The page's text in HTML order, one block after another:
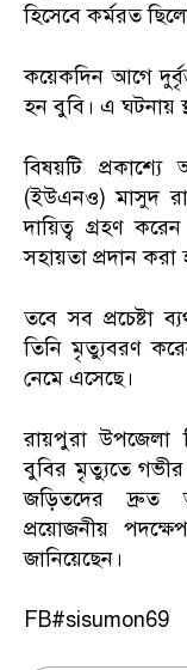
হিসেবে কর্মরত
কয়েকদিন আগে
হন বুবি। এ ঘটনায়
বিষয়টি
(ইউএনও) মাসুদ
দায়িত্ব গ্রহণ
সহায়তা প্রদান করা
তবে সব প্রচেষ্টা
তিনি মৃত্যুবরণ
নেমে এসেছে।
রায়পুরা উপজেলা
বুবির মৃত্যুতে
জড়িতদের
প্রয়োজনীয়
জানিয়েছেন।
FB#sisumon69